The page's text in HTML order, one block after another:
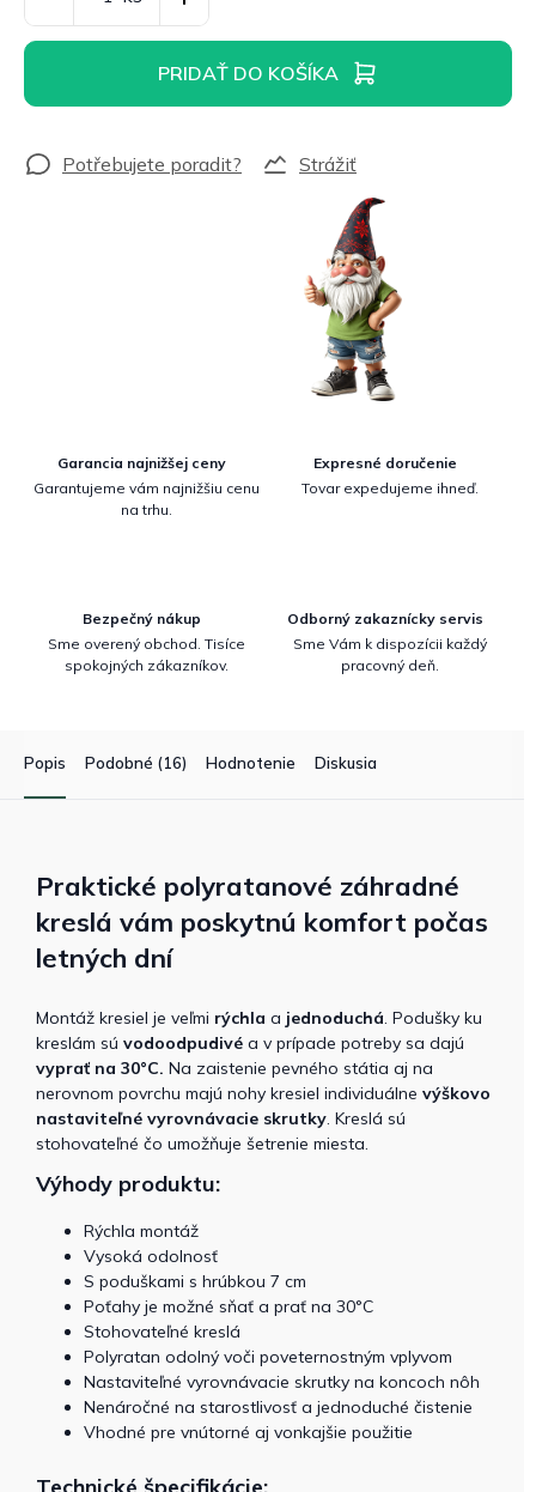
PRIDAŤ DO KOŠÍKA
Strážiť
Garancia najnižšej ceny
Garantujeme vám najnižšiu cenu
na trhu.
Expresné doručenie
Tovar expedujeme ihneď.
Bezpečný nákup
Sme overený obchod. Tisíce
spokojných zákazníkov.
Odborný zakaznícky servis
Sme Vám k dispozícii každý
pracovný deň.
Popis Podobné (16) Hodnotenie Diskusia
Praktické polyratanové záhradné
kreslá vám poskytnú komfort počas
letných dní
Montáž kresiel je veľmi rýchla a jednoduchá . Podušky ku
kreslám sú vodoodpudivé a v prípade potreby sa dajú
vyprať na 30°C. Na zaistenie pevného státia aj na
nerovnom povrchu majú nohy kresiel individuálne výškovo
nastaviteľné vyrovnávacie skrutky . Kreslá sú
stohovateľné čo umožňuje šetrenie miesta.
Výhody produktu:
Rýchla montáž
Vysoká odolnosť
S poduškami s hrúbkou 7 cm
Poťahy je možné sňať a prať na 30°C
Stohovateľné kreslá
Polyratan odolný voči poveternostným vplyvom
Nastaviteľné vyrovnávacie skrutky na koncoch nôh
Nenáročné na starostlivosť a jednoduché čistenie
Vhodné pre vnútorné aj vonkajšie použitie
Technické špecifikácie: